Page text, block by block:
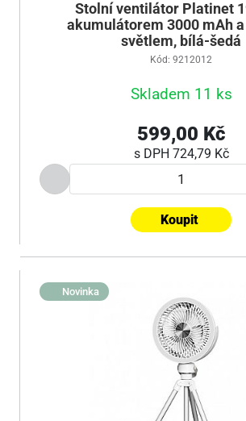
Stolní ventilátor Platinet
akumulátorem 3000 mAh
světlem, bílá-šedá
Kód: 9212012
Skladem 11 ks
599,00 Kč
s DPH 724,79 Kč
Koupit
Novinka